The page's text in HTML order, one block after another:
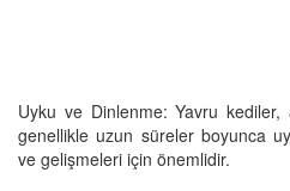
Uyku ve Dinlenme: Yavru
genellikle uzun süreler boyunca
ve gelişmeleri için önemlidir.